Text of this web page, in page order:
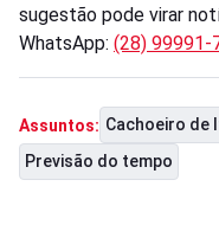
sugestão pode virar
WhatsApp: (28) 99991-
Assuntos: Cachoeiro de
Previsão do tempo